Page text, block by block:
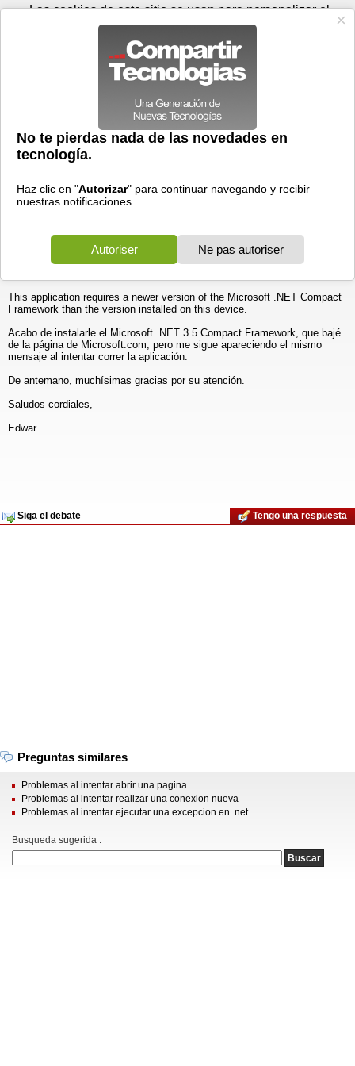
Prensa Videos
Aplicaciones>PocketPC
Problemas al intentar correr una aplicación. Pocket PC DELL
AXIM X51V
04/02/2011 - 09:30 por
¡ Hola !
Por favor, necesito que alguien me indique una solución.
Tengo un pocket pc DELL Axim X51V con Windows Mobile 5.0 . Al
This application requires a newer version of the Microsoft .NET Compact
Framework than the version installed on this device.
Acabo de instalarle el Microsoft .NET 3.5 Compact Framework, que bajé
de la página de Microsoft.com, pero me sigue apareciendo el mismo
mensaje al intentar correr la aplicación.
De antemano, muchísimas gracias por su atención.
Saludos cordiales,
Edwar
Siga el debate Tengo una respuesta
Preguntas similares
Problemas al intentar abrir una pagina
Problemas al intentar realizar una conexion nueva
Problemas al intentar ejecutar una excepcion en .net
Busqueda sugerida :
Jueves 06 de agosto - 18:13 Registrar Conectar
Las cookies de este sitio se usan para personalizar el
contenido y los anuncios, para ofrecer funciones de medios
sociales y para analizar el tráfico. Además, compartimos
información sobre el uso que haga del sitio web con nuestros
partners de medios sociales, de publicidad y de análisis
web.
OK